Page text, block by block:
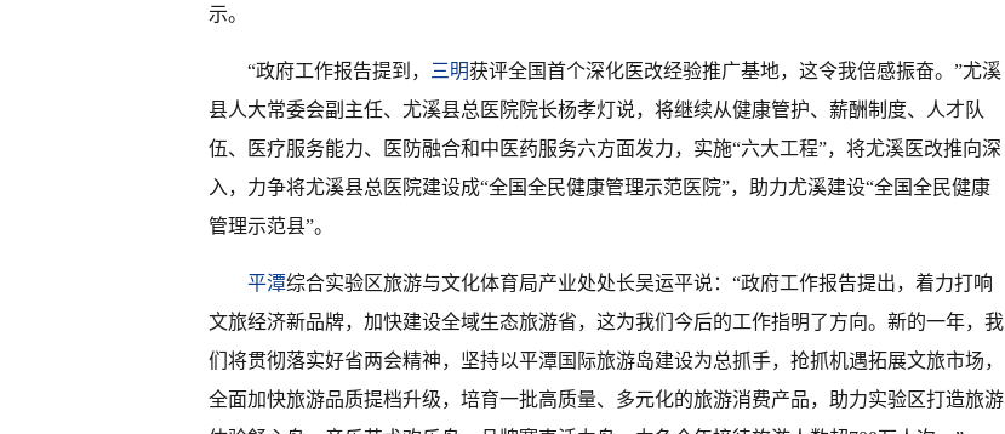
示。
“政府工作报告提到， 三明获评全国首个深化医改经验推广基地，这令我倍感振奋。”尤溪
县人大常委会副主任、尤溪县总医院院长杨孝灯说，将继续从健康管护、薪酬制度、人才队
伍、医疗服务能力、医防融合和中医药服务六方面发力，实施“六大工程”，将尤溪医改推向深
入，力争将尤溪县总医院建设成“全国全民健康管理示范医院”，助力尤溪建设“全国全民健康
管理示范县”。
平潭综合实验区旅游与文化体育局产业处处长吴运平说：“政府工作报告提出，着力打响
文旅经济新品牌，加快建设全域生态旅游省，这为我们今后的工作指明了方向。新的一年，我
们将贯彻落实好省两会精神，坚持以平潭国际旅游岛建设为总抓手，抢抓机遇拓展文旅市场，
全面加快旅游品质提档升级，培育一批高质量、多元化的旅游消费产品，助力实验区打造旅游